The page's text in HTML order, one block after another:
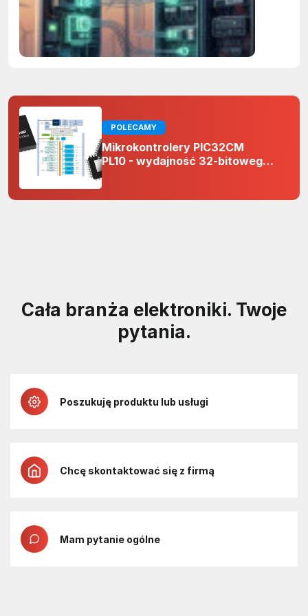
POLECAMY
Mikrokontrolery PIC32CM
PL10 - wydajność 32-bitowego
projektach 5 V
Cała branża elektroniki. Twoje
pytania.
Poszukuję produktu lub usługi
Chcę skontaktować się z firmą
Mam pytanie ogólne